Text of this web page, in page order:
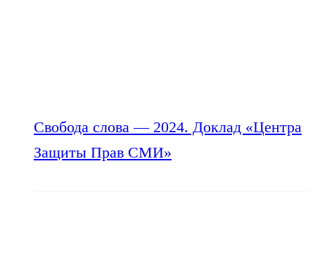
Свобода слова — 2024. Доклад «Центра
Защиты Прав СМИ»